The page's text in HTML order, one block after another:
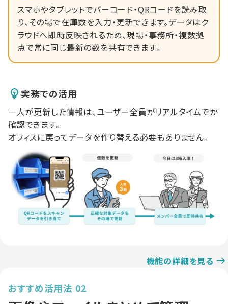
スマホやタブレットでバーコード・QRコードを読み取
り、その場で在庫数を入力・更新できます。データはク
ラウドへ即時反映されるため、現場・事務所・複数拠
点で常に同じ最新の数を共有できます。
実務での活用
一人が更新した情報は、ユーザー全員がリアルタイムでか
確認できます。
オフィスに戻ってデータを作り替える必要もありません。
機能の詳細を見る
おすすめ活用法 02